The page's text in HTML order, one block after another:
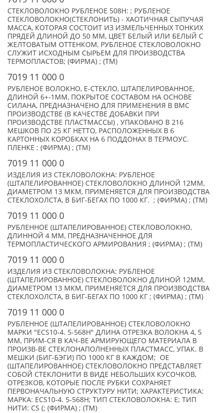
СТЕКЛОВОЛОКНО РУБЛЕНОЕ 508Н: ; РУБЛЕНОЕ
СТЕКЛОВОЛОКНО(СТЕКЛОНИТЬ) - ХАОТИЧНАЯ СЫПУЧАЯ
МАССА, КОТОРАЯ СОСТОИТ ИЗ ИЗМЕЛЬЧЕННЫХ ТОНКИХ
ПРЯДЕЙ ДЛИНОЙ ДО 50 ММ, ЦВЕТ БЕЛЫЙ ИЛИ БЕЛЫЙ С
ЖЕЛТОВАТЫМ ОТТЕНКОМ, РУБЛЕНОЕ СТЕКЛОВОЛОКНО
СЛУЖИТ ИСХОДНЫМ СЫРЬЕМ ДЛЯ ПРОИЗВОДСТВА
ТЕРМОПЛАСТОВ; (ФИРМА) ; (TM)
7019 11 000 0
РУБЛЕНОЕ ВОЛОКНО, Е-СТЕКЛО, ШТАПЕЛИРОВАННОЕ,
ДЛИНОЙ 6+-1ММ, ПОКРЫТОЕ СОСТАВОМ НА ОСНОВЕ
СИЛАНА, ПРЕДНАЗНАЧЕНО ДЛЯ ПРИМЕНЕНИЯ В BMC
ПРОИЗВОДСТВЕ (В КАЧЕСТВЕ ДОБАВКИ ПРИ
ПРОИЗВОДСТВЕ ПЛАСТМАССЫ) , УПАКОВАНО В 216
МЕШКОВ ПО 25 КГ НЕТТО, РАСПОЛОЖЕННЫХ В 6
КАРТОННЫХ КОРОБКАХ НА 6 ПОДДОНАХ В ТЕРМОУС.
ПЛЕНКЕ ; (ФИРМА) ; (TM)
7019 11 000 0
ИЗДЕЛИЯ ИЗ СТЕКЛОВОЛОКНА: РУБЛЕНОЕ
(ШТАПЕЛИРОВАННОЕ) СТЕКЛОВОЛОКНО ДЛИНОЙ 12ММ,
ДИАМЕТРОМ 13 МКМ, ПРИМЕНЯЕТСЯ ДЛЯ ПРОИЗВОДСТВА
СТЕКЛОХОЛСТА, В БИГ-БЕГАХ ПО 1000 КГ. ; (ФИРМА) ; (TM)
7019 11 000 0
РУБЛЕННОЕ (ШТАПЕЛИРОВАННОЕ) СТЕКЛОВОЛОКНО,
ДЛИННОЙ 4 ММ, ПРЕДНАЗНАЧЕННОЕ ДЛЯ
ТЕРМОПЛАСТИЧЕСКОГО АРМИРОВАНИЯ ; (ФИРМА) ; (TM)
7019 11 000 0
ИЗДЕЛИЯ ИЗ СТЕКЛОВОЛОКНА: РУБЛЕНОЕ
(ШТАПЕЛИРОВАННОЕ) СТЕКЛОВОЛОКНО ДЛИНОЙ 12ММ,
ДИАМЕТРОМ 13 МКМ, ПРИМЕНЯЕТСЯ ДЛЯ ПРОИЗВОДСТВА
СТЕКЛОХОЛСТА, В БИГ-БЕГАХ ПО 1000 КГ ; (ФИРМА) ; (TM)
7019 11 000 0
РУБЛЕННОЕ (ШТАПЕЛИРОВАННОЕ) СТЕКЛОВОЛОКНО
МАРКИ "ECS10-4. 5-568H" ДЛИНА ОТРЕЗКА ВОЛОКНА 4, 5
ММ, ПРИМ-СЯ В КАЧ-ВЕ АРМИРУЮЩЕГО МАТЕРИАЛА В
ПРОИЗВ-ВЕ СТЕКЛОНАПОЛНЕННЫХ ПЛАСТМАСС, УПАК. В
МЕШКИ (БИГ-БЭГИ) ПО 1000 КГ В КАЖДОМ; ОЕ
(ШТАПЕЛИРОВАННОЕ) СТЕКЛОВОЛОКНО ПРЕДСТАВЛЯЕТ
СОБОЙ СТЕКЛОНИТИ В ВИДЕ НЕБОЛЬШИХ КУСОЧКОВ,
ОТРЕЗКОВ, КОТОРЫЕ ПОСЛЕ РУБКИ СОХРАНЯЕТ
ПЕРВОНАЧАЛЬНУЮ СТРУКТУРУ НИТИ; ХАРАКТЕРИСТИКА:
МАРКА: ECS10-4. 5-568H; ТИП СТЕКЛОВОЛОКНА: Е; ТИП
НИТИ: CS (; (ФИРМА) ; (TM)